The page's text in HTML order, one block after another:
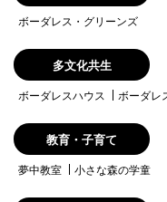
ボーダレス・グリーンズ
多文化共生
ボーダレスハウス ボーダレ
教育・子育て
夢中教室 小さな森の学童